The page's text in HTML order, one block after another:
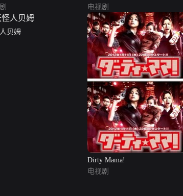
电视剧
贝姆
Dirty Mama!
电视剧